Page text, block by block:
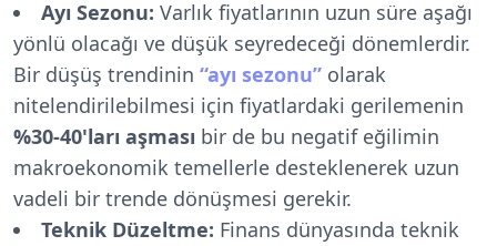
Ayı Sezonu: Varlık fiyatlarının uzun süre aşağı
yönlü olacağı ve düşük seyredeceği dönemlerdir.
Bir düşüş trendinin “ayı sezonu” olarak
nitelendirilebilmesi için fiyatlardaki gerilemenin
%30-40'ları aşması bir de bu negatif eğilimin
makroekonomik temellerle desteklenerek uzun
vadeli bir trende dönüşmesi gerekir.
Teknik Düzeltme: Finans dünyasında teknik